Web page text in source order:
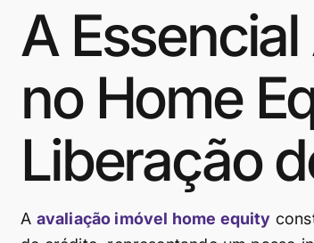
A
no Home
Liberação
A avaliação imóvel home equity